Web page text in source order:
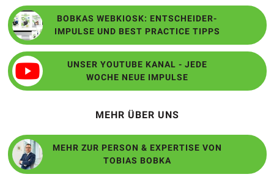
BOBKAS WEBKIOSK: ENTSCHEIDER-
IMPULSE UND BEST PRACTICE TIPPS
UNSER YOUTUBE KANAL - JEDE
WOCHE NEUE IMPULSE
MEHR ÜBER UNS
MEHR ZUR PERSON & EXPERTISE VON
TOBIAS BOBKA